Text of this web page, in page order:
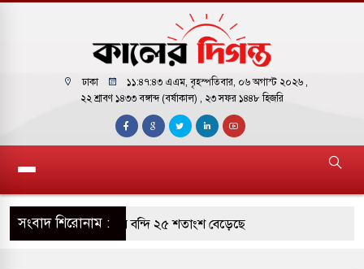
ঢাকা ১১:৪৭:৪৪ এএম, বৃহস্পতিবার, ০৬ অগাস্ট ২০২৬ ,
২২ শ্রাবণ ১৪৩৩ বঙ্গাব্দ (বর্ষাকাল) , ২৩ সফর ১৪৪৮ হিজরি
সংবাদ শিরোনাম :
দক্ষিণ কোরিয়ার বন্দি ২৫ শতাংশ বেড়েছে